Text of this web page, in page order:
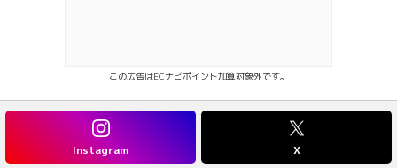
この広告はECナビポイント加算対象外です。
Instagram X